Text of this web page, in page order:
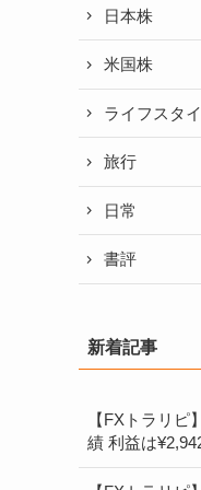
日本株
米国株
ライフスタ
旅行
日常
書評
新着記事
【FXトラリピ
績 利益は